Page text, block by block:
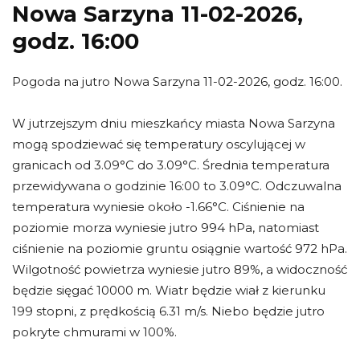
Nowa Sarzyna 11-02-2026,
godz. 16:00
Pogoda na jutro Nowa Sarzyna 11-02-2026, godz. 16:00.
W jutrzejszym dniu mieszkańcy miasta Nowa Sarzyna
mogą spodziewać się temperatury oscylującej w
granicach od 3.09°C do 3.09°C. Średnia temperatura
przewidywana o godzinie 16:00 to 3.09°C. Odczuwalna
temperatura wyniesie około -1.66°C. Ciśnienie na
poziomie morza wyniesie jutro 994 hPa, natomiast
ciśnienie na poziomie gruntu osiągnie wartość 972 hPa.
Wilgotność powietrza wyniesie jutro 89%, a widoczność
będzie sięgać 10000 m. Wiatr będzie wiał z kierunku
199 stopni, z prędkością 6.31 m/s. Niebo będzie jutro
pokryte chmurami w 100%.